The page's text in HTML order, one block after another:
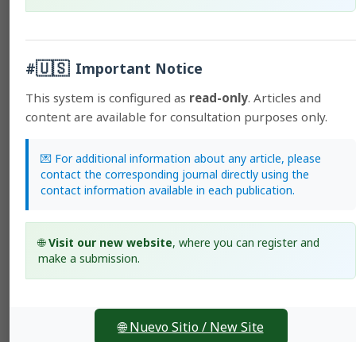
statistical power in yield rice trials
Jorge Claudio Vargas-Rojas
196-208
HTML (Español (España))
PDF (Español (España))
#🇺🇸 Important Notice
This system is configured as read-only. Articles and
content are available for consultation purposes only.
💌 For additional information about any article, please
contact the corresponding journal directly using the
contact information available in each publication.
🌐Visit our new website, where you can register and
make a submission.
🌐 Nuevo Sitio / New Site